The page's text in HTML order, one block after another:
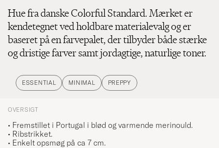
Hue fra danske Colorful Standard. Mærket er
kendetegnet ved holdbare materialevalg og er
baseret på en farvepalet, der tilbyder både stærke
og dristige farver samt jordagtige, naturlige toner.
ESSENTIAL MINIMAL PREPPY
OVERSIGT
• Fremstillet i Portugal i blød og varmende merinould.
• Ribstrikket.
• Enkelt opsmøg på ca 7 cm.